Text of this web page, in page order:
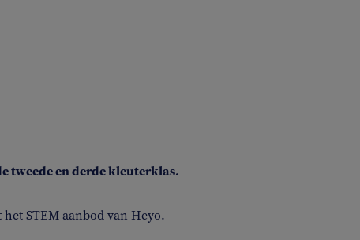
tweede en derde kleuterklas.
STEM aanbod van Heyo.